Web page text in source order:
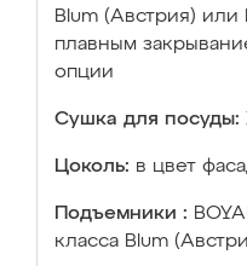
Blum (Австрия)
плавным
опции
Сушка для посуды:
Цоколь: в цвет
Подъемники :
класса Blum